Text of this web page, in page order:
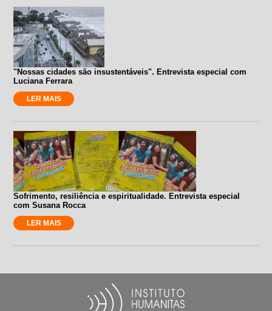
"Nossas cidades são insustentáveis". Entrevista especial com
Luciana Ferrara
LER MAIS
Sofrimento, resiliência e espiritualidade. Entrevista especial
com Susana Rocca
LER MAIS